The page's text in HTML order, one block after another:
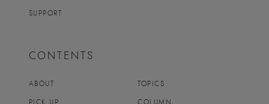
SUPPORT
CONTENTS
ABOUT TOPICS
PICK UP COLUMN